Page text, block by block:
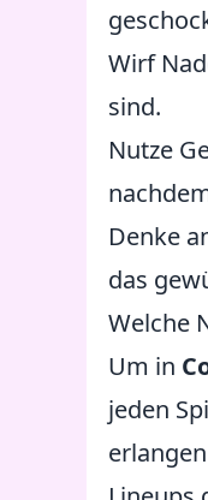
Wirf
sind.
Nutze
Denke
das
Welche
Um in
jeden